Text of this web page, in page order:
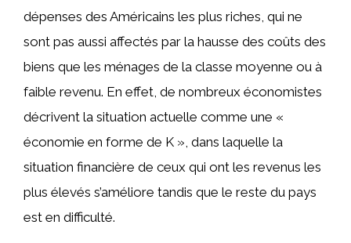
dépenses des Américains les plus riches, qui ne
sont pas aussi affectés par la hausse des coûts des
biens que les ménages de la classe moyenne ou à
faible revenu. En effet, de nombreux économistes
décrivent la situation actuelle comme une «
économie en forme de K », dans laquelle la
situation financière de ceux qui ont les revenus les
plus élevés s’améliore tandis que le reste du pays
est en difficulté.